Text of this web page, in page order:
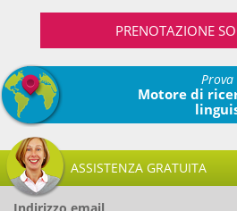
PRENOTAZIONE
Motore di
ASSISTENZA GRATUITA